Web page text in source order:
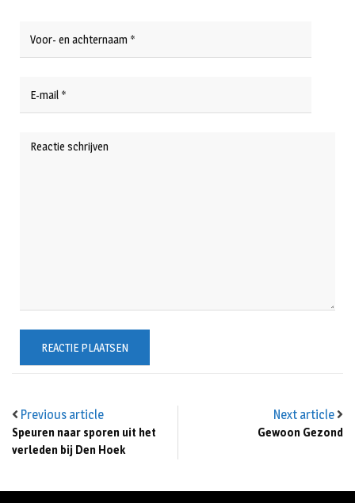
Previous article
Speuren naar sporen uit het
verleden bij Den Hoek
Next article
Gewoon Gezond